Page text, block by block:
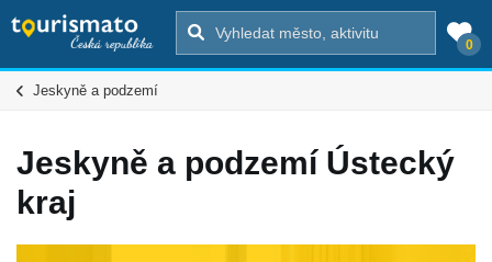
0
Jeskyně a podzemí
Jeskyně a podzemí Ústecký
kraj